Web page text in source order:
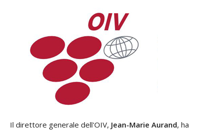
Il direttore generale dell'OIV, Jean-Marie Aurand, ha